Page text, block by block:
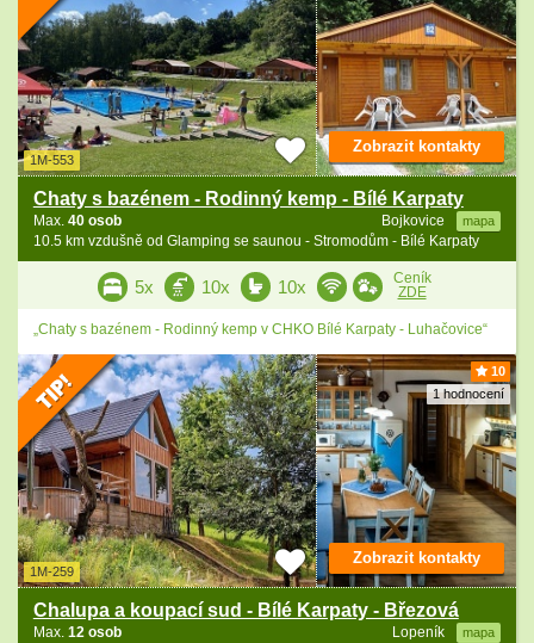
1M-553
Chaty s bazénem - Rodinný kemp - Bílé Karpaty
Bojkovice mapa
Max. 40 osob
10.5 km vzdušně od Glamping se saunou - Stromodům - Bílé Karpaty
Zobrazit kontakty
5x 10x 10x
Ceník
ZDE
„Chaty s bazénem - Rodinný kemp v CHKO Bílé Karpaty - Luhačovice“
10
1 hodnocení
1M-259
Chalupa a koupací sud - Bílé Karpaty - Březová
Lopeník mapa
Max. 12 osob
Zobrazit kontakty